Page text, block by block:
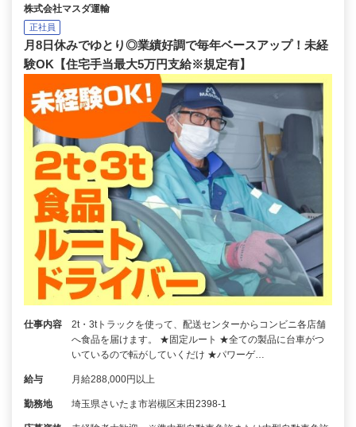
株式会社マスダ運輸
正社員
月8日休みでゆとり◎業績好調で毎年ベースアップ！未経
験OK【住宅手当最大5万円支給※規定有】
仕事内容
2t・3tトラックを使って、配送センターからコンビニ各店舗
へ食品を届けます。 ★固定ルート ★全ての製品に台車がつ
いているので転がしていくだけ ★パワーゲ…
給与 月給288,000円以上
勤務地 埼玉県さいたま市岩槻区末田2398-1